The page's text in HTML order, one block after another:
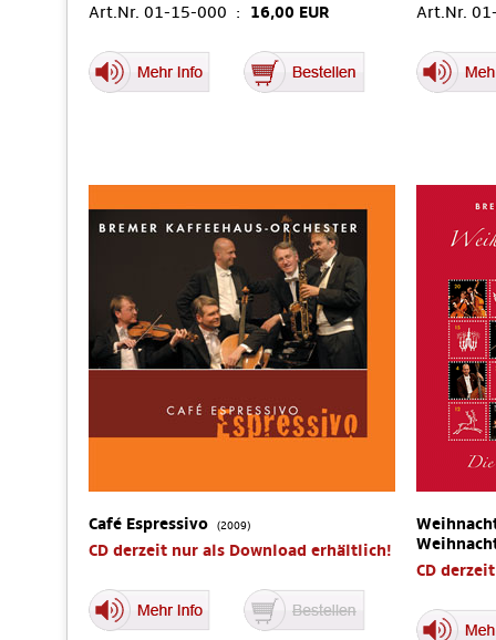
Art.Nr. 01-15-000 : 16,00 EUR
Art.Nr.
Café Espressivo (2009)
CD derzeit nur als Download erhältlich!
CD